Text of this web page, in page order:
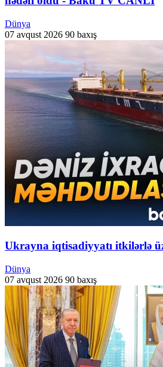
Dünya
07 avqust 2026 90 baxış
Ukrayna iqtisadiyyatı itkilərlə
Dünya
07 avqust 2026 90 baxış